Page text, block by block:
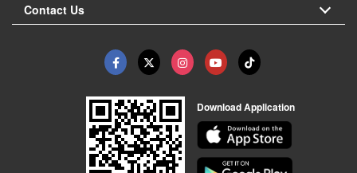
Contact Us
Download Application